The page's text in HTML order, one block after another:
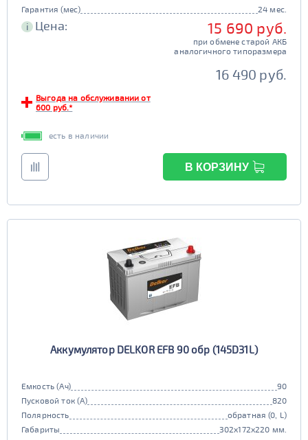
Гарантия (мес)
24 мес.
i Цена: 15 690 руб.
при обмене старой АКБ
аналогичного типоразмера
16 490 руб.
Выгода на обслуживании от
600 руб.*
есть в наличии
В КОРЗИНУ
Аккумулятор DELKOR EFB 90 обр (145D31L)
Емкость (Ач)
90
Пусковой ток (А)
820
Полярность
обратная (0, L)
Габариты
302x172x220 мм.